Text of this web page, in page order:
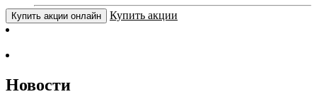
Купить акции онлайн Купить акции
Новости